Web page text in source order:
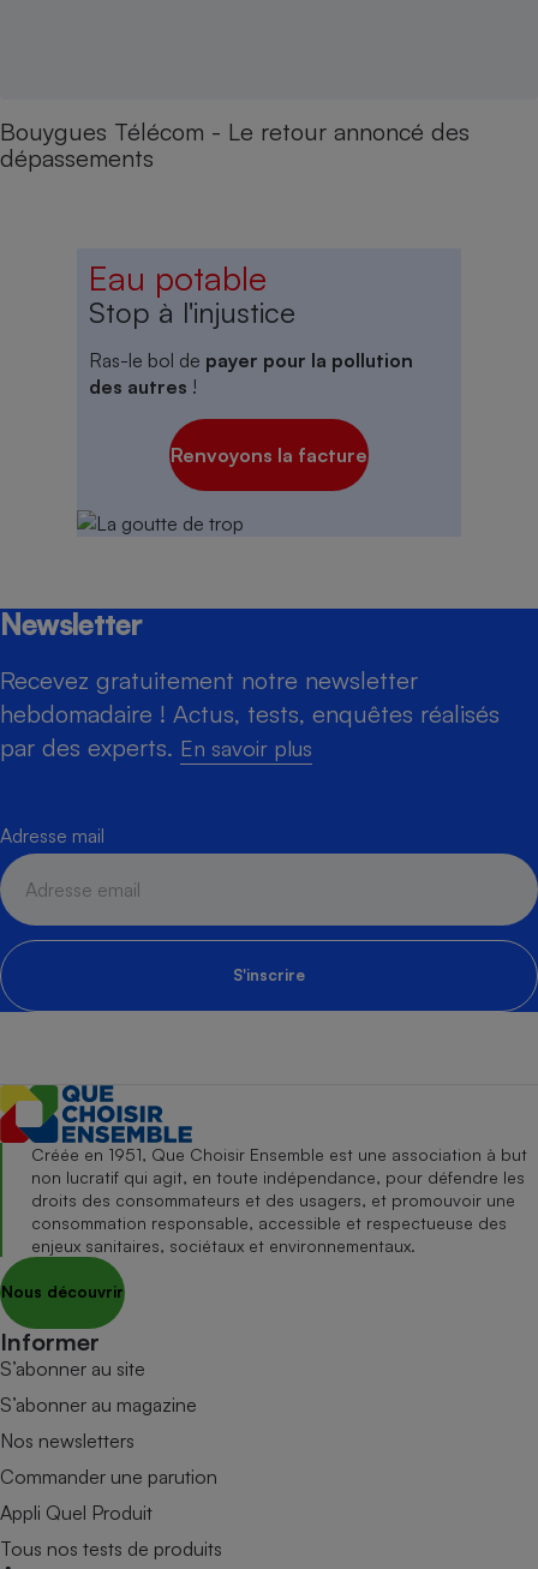
Bouygues Télécom - Le retour annoncé des
dépassements
Eau potable
Stop à l'injustice
Ras-le bol de payer pour la pollution
des autres !
Renvoyons la facture
Newsletter
Recevez gratuitement notre newsletter
hebdomadaire ! Actus, tests, enquêtes réalisés
par des experts. En savoir plus
Adresse mail
S'inscrire
Créée en 1951, Que Choisir Ensemble est une association à but
non lucratif qui agit, en toute indépendance, pour défendre les
droits des consommateurs et des usagers, et promouvoir une
consommation responsable, accessible et respectueuse des
enjeux sanitaires, sociétaux et environnementaux.
Nous découvrir
Informer
S’abonner au site
S’abonner au magazine
Nos newsletters
Commander une parution
Appli Quel Produit
Tous nos tests de produits